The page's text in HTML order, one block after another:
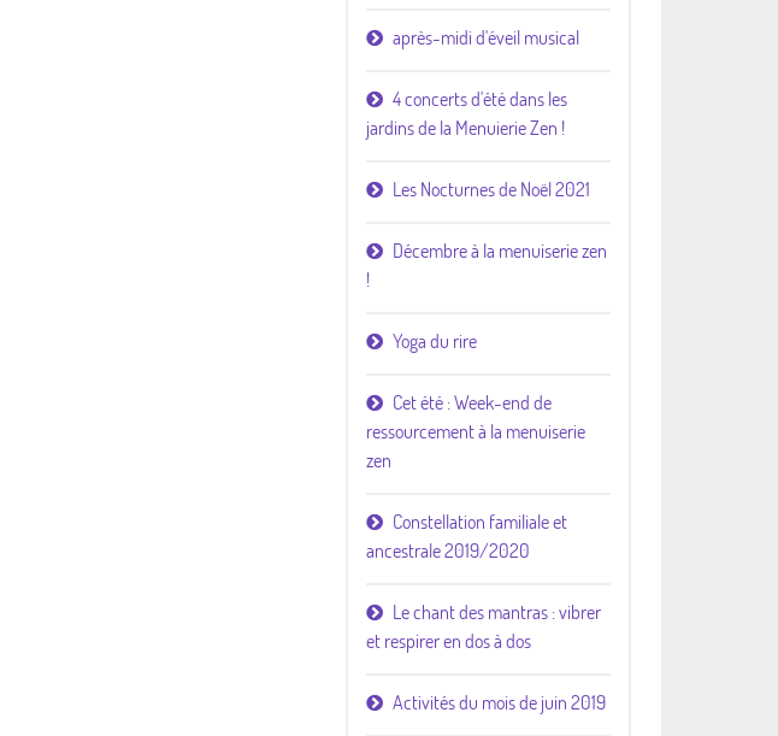
après-midi d'éveil musical
4 concerts d'été dans les
jardins de la Menuierie Zen !
Les Nocturnes de Noël 2021
Décembre à la menuiserie zen
!
Yoga du rire
Cet été : Week-end de
ressourcement à la menuiserie
zen
Constellation familiale et
ancestrale 2019/2020
Le chant des mantras : vibrer
et respirer en dos à dos
Activités du mois de juin 2019